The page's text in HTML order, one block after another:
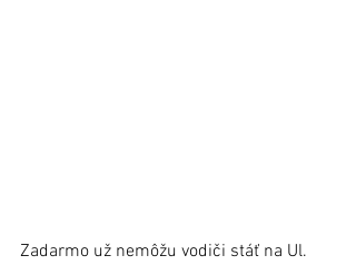
Zadarmo už nemôžu vodiči stáť na Ul.